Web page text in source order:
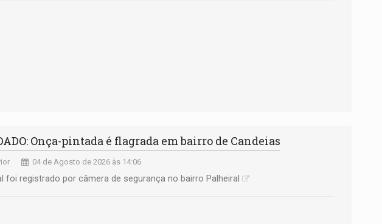
Onça-pintada é flagrada em bairro de Candeias
04 de Agosto de 2026 às 14:06
foi registrado por câmera de segurança no bairro Palheiral